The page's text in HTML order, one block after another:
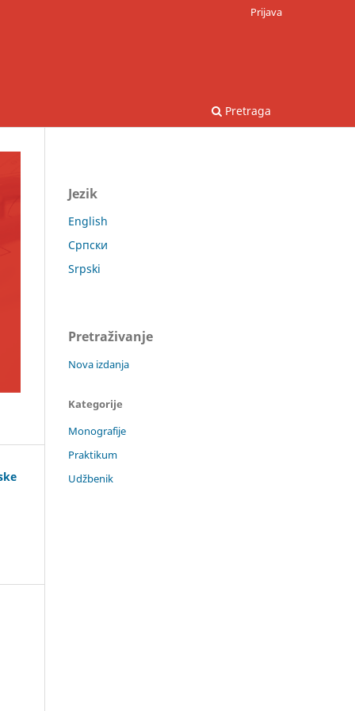
Pretraga
Prijava
Jezik
English
Српски
Srpski
Pretraživanje
Nova izdanja
Kategorije
Monografije
Praktikum
Udžbenik